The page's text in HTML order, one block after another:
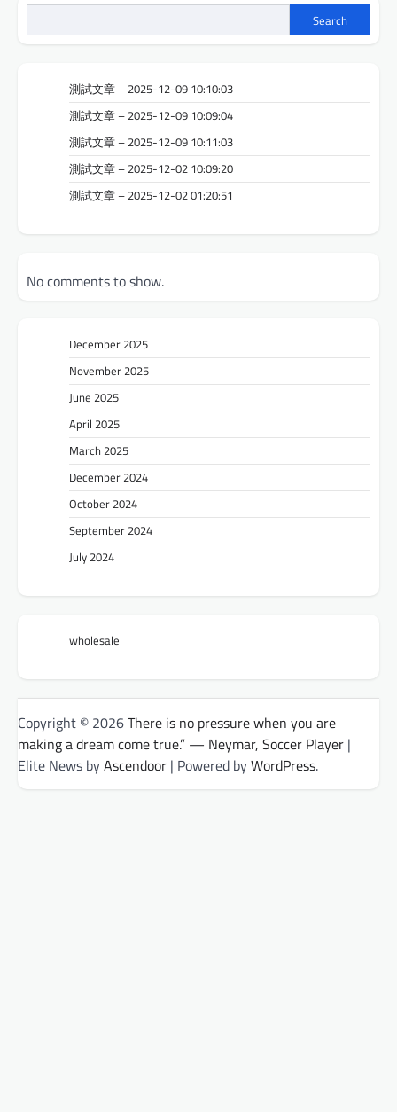
Search
測試文章 – 2025-12-09 10:10:03
測試文章 – 2025-12-09 10:09:04
測試文章 – 2025-12-09 10:11:03
測試文章 – 2025-12-02 10:09:20
測試文章 – 2025-12-02 01:20:51
No comments to show.
December 2025
November 2025
June 2025
April 2025
March 2025
December 2024
October 2024
September 2024
July 2024
wholesale
Copyright © 2026There is no pressure when you are
making a dream come true.” — Neymar, Soccer Player |
Elite News byAscendoor | Powered byWordPress.